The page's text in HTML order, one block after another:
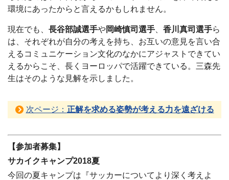
環境にあったからと言えるかもしれません。
現在でも、 長谷部誠選手や岡崎慎司選手 香川真司選手ら
は、それぞれが自分の考えを持ち、お互いの意見を言い合
えるコミュニケーション文化のなかにアジャストできてい
えるからこそ、長くヨーロッパで活躍できている。三森先
生はそのような見解を示しました。
次ページ： 正解を求める姿勢が考える力を遠ざける
【参加者募集】
サカイクキャンプ2018夏
今回の夏キャンプは『サッカーについてより深く考えよ